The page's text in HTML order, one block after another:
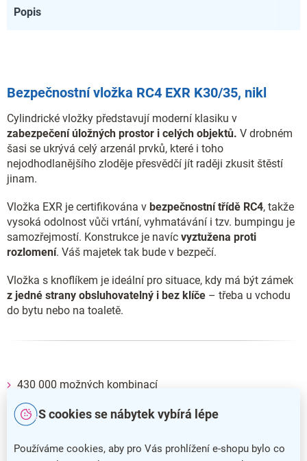
S cookies se nábytek vybírá lépe
Používáme cookies, aby pro Vás prohlížení e-shopu bylo co
Popis
Bezpečnostní vložka RC4 EXR K30/35, nikl
Cylindrické vložky představují moderní klasiku v
zabezpečení úložných prostor i celých objektů. V drobném
šasi se ukrývá celý arzenál prvků, které i toho
nejodhodlanějšího zloděje přesvědčí jít raději zkusit štěstí
jinam.
Vložka EXR je certifikována v bezpečnostní třídě RC4, takže
vysoká odolnost vůči vrtání, vyhmatávání i tzv. bumpingu je
samozřejmostí. Konstrukce je navíc vyztužena proti
rozlomení. Váš majetek tak bude v bezpečí.
Vložka s knoflíkem je ideální pro situace, kdy má být zámek
z jedné strany obsluhovatelný i bez klíče – třeba u vchodu
do bytu nebo na toaletě.
430 000 možných kombinací
Volně kopírovatelný klíč
(v balení 6 ks)
Mosaz
Montážní šrouby jsou součástí balení